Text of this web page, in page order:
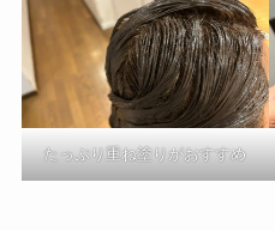
たっぷり重ね塗りがおすすめ